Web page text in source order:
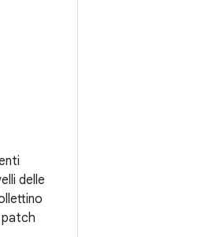
delle
patch